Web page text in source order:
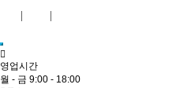
영업시간
월 - 금 9:00 - 18:00